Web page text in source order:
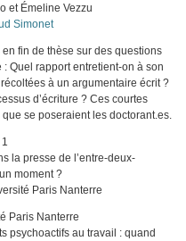
et Émeline Vezzu
Simonet
fin de thèse sur des questions
Quel rapport entretient-on à son
à un argumentaire écrit ?
d’écriture ? Ces courtes
se poseraient les doctorant.es.
la presse de l’entre-deux-
moment ?
Paris Nanterre
Paris Nanterre
psychoactifs au travail : quand